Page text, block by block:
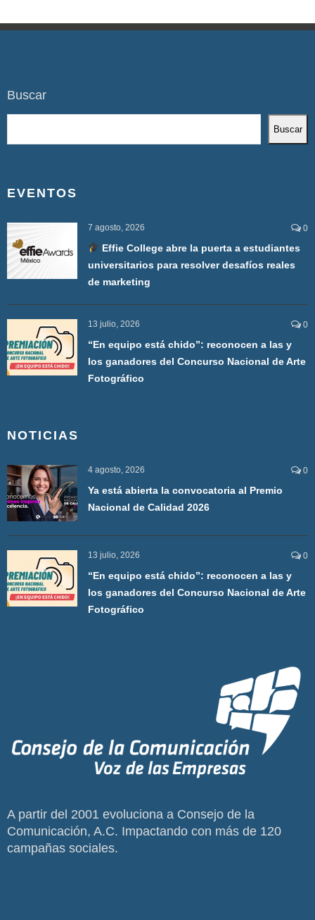
Buscar
Buscar
EVENTOS
7 agosto, 2026 0
Effie College abre la puerta a estudiantes
universitarios para resolver desafíos reales
de marketing
13 julio, 2026 0
“En equipo está chido”: reconocen a las y
los ganadores del Concurso Nacional de Arte
Fotográfico
NOTICIAS
4 agosto, 2026 0
Ya está abierta la convocatoria al Premio
Nacional de Calidad 2026
13 julio, 2026 0
“En equipo está chido”: reconocen a las y
los ganadores del Concurso Nacional de Arte
Fotográfico
A partir del 2001 evoluciona a Consejo de la
Comunicación, A.C. Impactando con más de 120
campañas sociales.